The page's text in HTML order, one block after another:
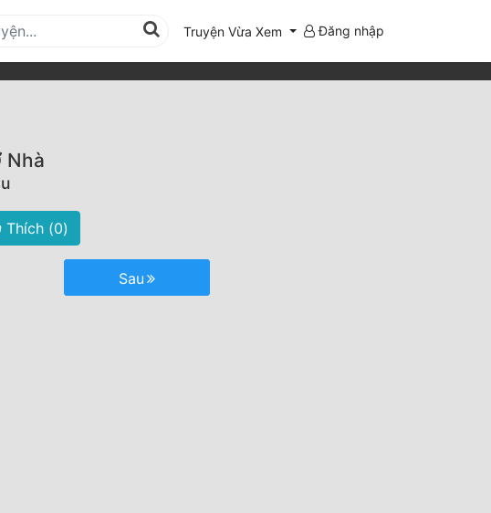
Truyện Vừa Xem Đăng nhập
Nhà
Thích (0)
Sau